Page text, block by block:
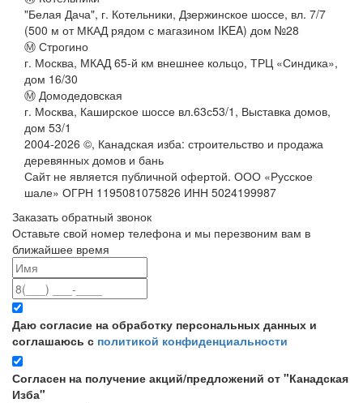
"Белая Дача", г. Котельники, Дзержинское шоссе, вл. 7/7
(500 м от МКАД рядом с магазином IKEA) дом №28
Ⓜ Строгино
г. Москва, МКАД 65-й км внешнее кольцо, ТРЦ «Синдика»,
дом 16/30
Ⓜ Домодедовская
г. Москва, Каширское шоссе вл.63с53/1, Выставка домов,
дом 53/1
2004-2026 ©, Канадская изба: строительство и продажа
деревянных домов и бань
Сайт не является публичной офертой. ООО «Русское
шале» ОГРН 1195081075826 ИНН 5024199987
Заказать обратный звонок
Оставьте свой номер телефона и мы перезвоним вам в
ближайшее время
Даю согласие на обработку персональных данных и
соглашаюсь с политикой конфиденциальности
Согласен на получение акций/предложений от "Канадская
Изба"